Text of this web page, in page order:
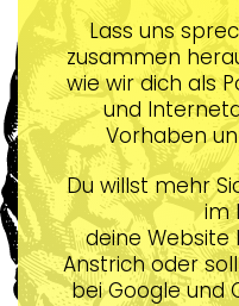
Lass uns
zusammen
wie wir dich als
und
Vorhaben
Du willst mehr
im
deine
Anstrich oder
bei Google und